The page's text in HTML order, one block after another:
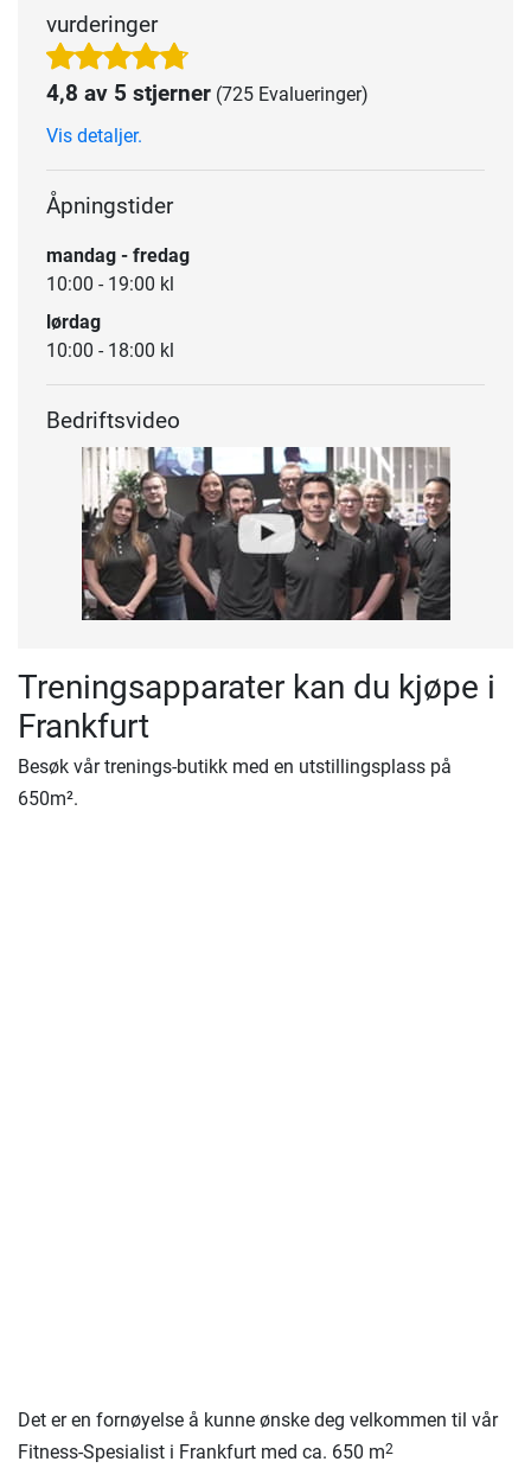
vurderinger
4,8 av 5 stjerner (725 Evalueringer)
Vis detaljer.
Åpningstider
mandag - fredag
10:00 - 19:00 kl
lørdag
10:00 - 18:00 kl
Bedriftsvideo
Treningsapparater kan du kjøpe i
Frankfurt
Besøk vår trenings-butikk med en utstillingsplass på
650m².
Det er en fornøyelse å kunne ønske deg velkommen til vår
Fitness-Spesialist i Frankfurt med ca. 650 m2